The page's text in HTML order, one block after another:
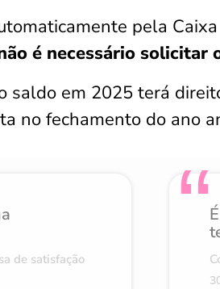
pela
é necessário solicitar
saldo em 2025 terá
no fechamento do ano
de satisfação